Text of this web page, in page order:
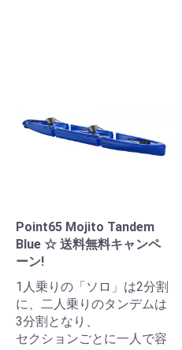
Point65 Mojito Tandem
Blue ☆ 送料無料キャンペ
ーン!
1人乗りの「ソロ」は2分割
に、二人乗りのタンデムは
3分割となり、
セクションごとに一人で容